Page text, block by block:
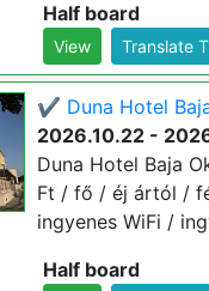
Half board
View Translate
✔️ Duna Hotel
2026.10.22 -
Duna Hotel Baja
Ft / fő / éj ártól /
ingyenes WiFi /
Half board